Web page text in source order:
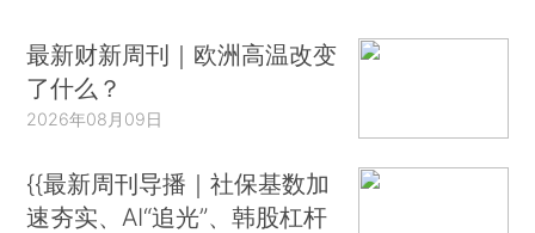
最新财新周刊｜欧洲高温改变
了什么？
2026年08月09日
{{最新周刊导播｜社保基数加
速夯实、AI“追光”、韩股杠杆